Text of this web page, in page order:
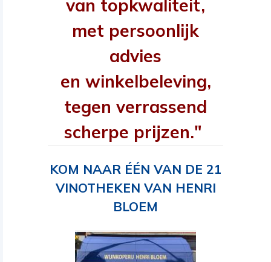
van topkwaliteit,
met persoonlijk
advies
en winkelbeleving,
tegen verrassend
scherpe prijzen."
KOM NAAR ÉÉN VAN DE 21
VINOTHEKEN VAN HENRI
BLOEM